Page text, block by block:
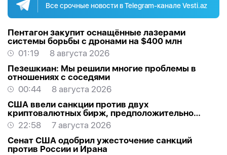
Все срочные новости в Telegram-канале Vesti.az
Пентагон закупит оснащённые лазерами
системы борьбы с дронами на $400 млн
01:19
8 августа 2026
Пезешкиан: Мы решили многие проблемы в
отношениях с соседями
00:44
8 августа 2026
США ввели санкции против двух
криптовалютных бирж, предположительно
оказывавших финансовую помощь Ирану
22:58
7 августа 2026
Сенат США одобрил ужесточение санкций
против России и Ирана